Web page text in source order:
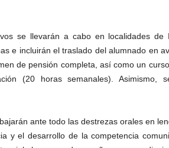
se llevarán a cabo en localidades
e incluirán el traslado del alumnado en
de pensión completa, así como un
(20 horas semanales). Asimismo,
ante todo las destrezas orales en
y el desarrollo de la competencia